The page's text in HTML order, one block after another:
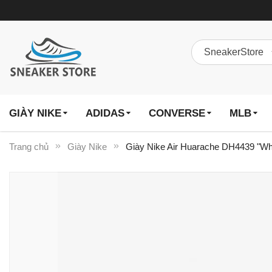
GIÀY NIKE ADIDAS CONVERSE MLB
Trang chủ Giày Nike Giày Nike Air Huarache DH4439